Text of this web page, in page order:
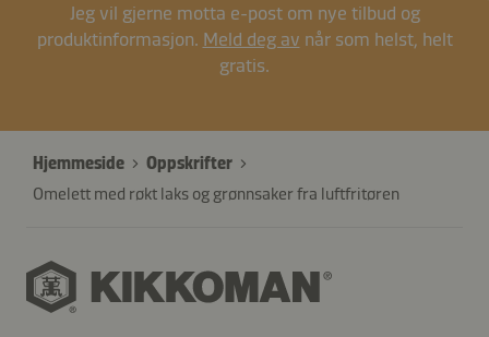
Jeg vil gjerne motta e-post om nye tilbud og
produktinformasjon. Meld deg av når som helst, helt
gratis.
Hjemmeside
Oppskrifter
Omelett med røkt laks og grønnsaker fra luftfritøren